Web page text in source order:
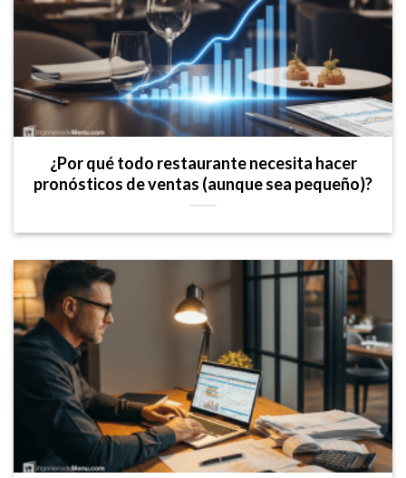
¿Por qué todo restaurante necesita hacer
pronósticos de ventas (aunque sea pequeño)?